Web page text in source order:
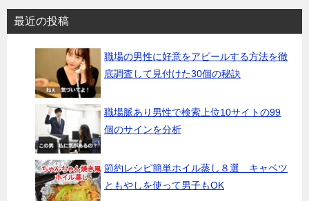
最近の投稿
職場の男性に好意をアピールする方法を徹
底調査して見付けた30個の秘訣
職場脈あり男性で検索上位10サイトの99
個のサインを分析
節約レシピ簡単ホイル蒸し８選 キャベツ
ともやしを使って男子もOK